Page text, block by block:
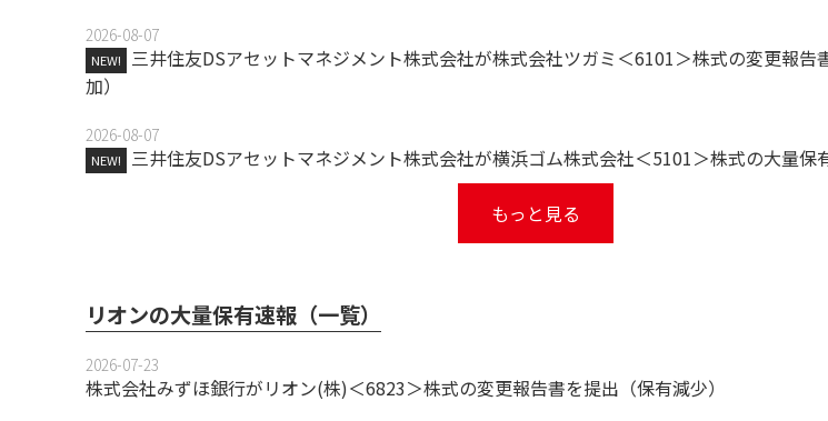
2026-08-07
NEW!
三井住友DSアセットマネジメント株式会社が株式会社ツガミ＜6101＞株式の変更報告
加）
2026-08-07
NEW! 三井住友DSアセットマネジメント株式会社が横浜ゴム株式会社＜5101＞株式の大量保
もっと見る
リオンの大量保有速報（一覧）
2026-07-23
株式会社みずほ銀行がリオン(株)＜6823＞株式の変更報告書を提出（保有減少）